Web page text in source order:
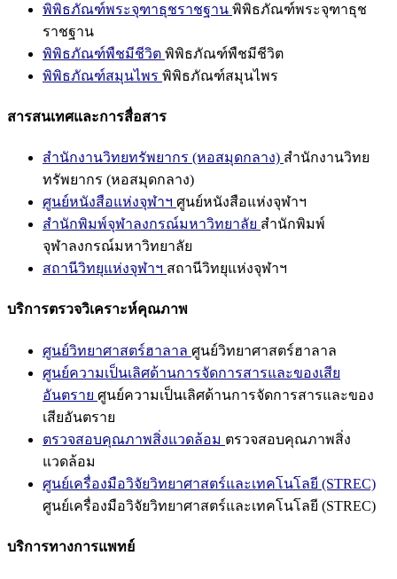
พิพิธภัณฑ์พระจุฑาธุชราชฐาน พิพิธภัณฑ์พระจุฑาธุช
ราชฐาน
พิพิธภัณฑ์พืชมีชีวิต พิพิธภัณฑ์พืชมีชีวิต
พิพิธภัณฑ์สมุนไพร พิพิธภัณฑ์สมุนไพร
สารสนเทศและการสื่อสาร
สำนักงานวิทยทรัพยากร (หอสมุดกลาง) สำนักงานวิทย
ทรัพยากร (หอสมุดกลาง)
ศูนย์หนังสือแห่งจุฬาฯ ศูนย์หนังสือแห่งจุฬาฯ
สำนักพิมพ์จุฬาลงกรณ์มหาวิทยาลัย สำนักพิมพ์
จุฬาลงกรณ์มหาวิทยาลัย
สถานีวิทยุแห่งจุฬาฯ สถานีวิทยุแห่งจุฬาฯ
บริการตรวจวิเคราะห์คุณภาพ
ศูนย์วิทยาศาสตร์ฮาลาล ศูนย์วิทยาศาสตร์ฮาลาล
ศูนย์ความเป็นเลิศด้านการจัดการสารและของเสีย
อันตราย ศูนย์ความเป็นเลิศด้านการจัดการสารและของ
เสียอันตราย
ตรวจสอบคุณภาพสิ่งแวดล้อม ตรวจสอบคุณภาพสิ่ง
แวดล้อม
ศูนย์เครื่องมือวิจัยวิทยาศาสตร์และเทคโนโลยี (STREC)
ศูนย์เครื่องมือวิจัยวิทยาศาสตร์และเทคโนโลยี (STREC)
บริการทางการแพทย์